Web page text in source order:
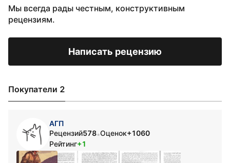
Мы всегда рады честным, конструктивным
рецензиям.
Написать рецензию
Покупатели 2
АГП
Рецензий578•Оценок+1060
Рейтинг+1